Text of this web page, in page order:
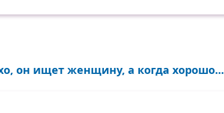
он ищет женщину, а когда хорошо...